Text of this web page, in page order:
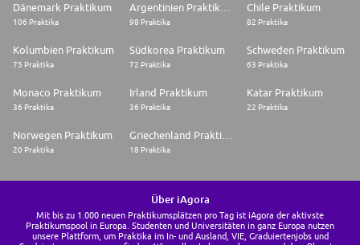
Dänemark Praktikum
106 Praktika 98 Praktika
Chile Praktikum
82 Praktika
Kolumbien Praktikum
75 Praktika
Südkorea Praktikum
72 Praktika
Schweden Praktikum
63 Praktika
Monaco Praktikum
36 Praktika
Irland Praktikum
36 Praktika
Katar Praktikum
22 Praktika
Norwegen Praktikum
20 Praktika 18 Praktika
Über iAgora
Mit bis zu 1.000 neuen Praktikumsplätzen pro Tag ist iAgora der aktivste
Praktikumspool in Europa. Studenten und Universitäten in ganz Europa nutzen
unsere Plattform, um Praktika im In- und Ausland, VIE, Graduiertenjobs und